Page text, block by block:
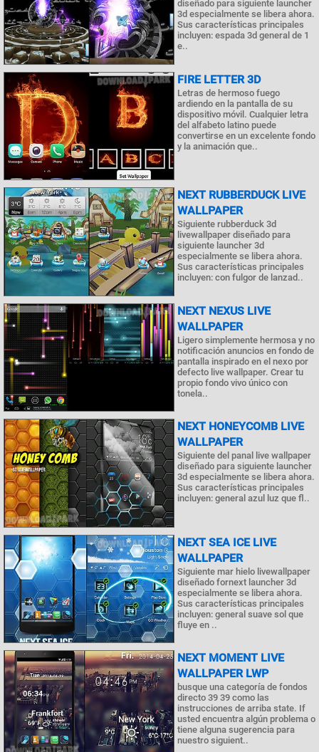
diseñado para siguiente launcher
3d especialmente se libera ahora.
Sus características principales
incluyen: espada 3d general de 1
e..
FIRE LETTER 3D
Letras de hermoso fuego
ardiendo en la pantalla de su
dispositivo móvil. Cualquier letra
del alfabeto latino puede
convertirse en un excelente fondo
y la animación que..
NEXT RUBBERDUCK LIVE
WALLPAPER
Siguiente rubberduck 3d
livewallpaper diseñado para
siguiente launcher 3d
especialmente se libera ahora.
Sus características principales
incluyen: con fulgor de lanzad..
NEXT NEXUS LIVE
WALLPAPER
Ligero simplemente hermosa y no
notificación anuncios en fondo de
pantalla inspirado en el nexo por
defecto live wallpaper. Crear tu
propio fondo vivo único con
tonela..
NEXT HONEYCOMB LIVE
WALLPAPER
Siguiente del panal live wallpaper
diseñado para siguiente launcher
3d especialmente se libera ahora.
Sus características principales
incluyen: general azul luz que fl..
NEXT SEA ICE LIVE
WALLPAPER
Siguiente mar hielo livewallpaper
diseñado fornext launcher 3d
especialmente se libera ahora.
Sus características principales
incluyen: general suave sol que
fluye en ..
NEXT MOMENT LIVE
WALLPAPER LWP
busque una categoría de fondos
directo 39 39 como las
instrucciones de arriba state. If
usted encuentra algún problema o
tiene alguna sugerencia para
nuestro siguient..